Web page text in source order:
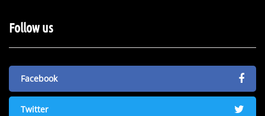
Follow us
Facebook
Twitter